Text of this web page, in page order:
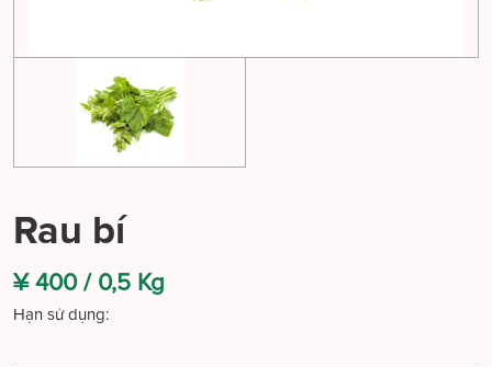
Rau bí
¥ 400 / 0,5 Kg
Hạn sử dụng: